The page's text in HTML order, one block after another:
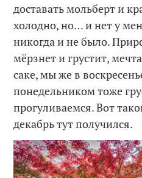
доставать мольберт и
холодно, но… и нет у
никогда и не было.
мёрзнет и грустит,
саке, мы же в
понедельником тоже
прогуливаемся. Вот
декабрь тут получился.